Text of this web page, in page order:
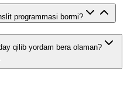
programmasi bormi?
qilib yordam bera olaman?